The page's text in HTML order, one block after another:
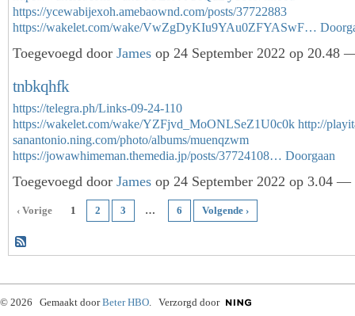
https://ycewabijexoh.amebaownd.com/posts/37722883
https://wakelet.com/wake/VwZgDyKIu9YAu0ZFYASwF…
Toegevoegd door James op 24 September 2022 op 20.48
tnbkqhfk
https://telegra.ph/Links-09-24-110
https://wakelet.com/wake/YZFjvd_MoONLSeZ1U0c0k http://
sanantonio.ning.com/photo/albums/muenqzwm
https://jowawhimeman.themedia.jp/posts/37724108… Doorgaan
Toegevoegd door James op 24 September 2022 op 3.04 —
‹ Vorige 1 2 3 … 6 Volgende ›
© 2026 Gemaakt doorBeter HBO. Verzorgd door